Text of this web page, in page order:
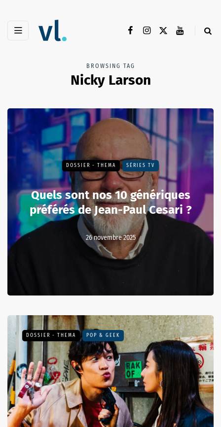
BROWSING TAG
Nicky Larson
DOSSIER - THEMA SÉRIES TV
Quels sont nos 10 génériques
préférés de Jean-Paul Cesari ?
26 novembre 2025
DOSSIER - THEMA POP & GEEK